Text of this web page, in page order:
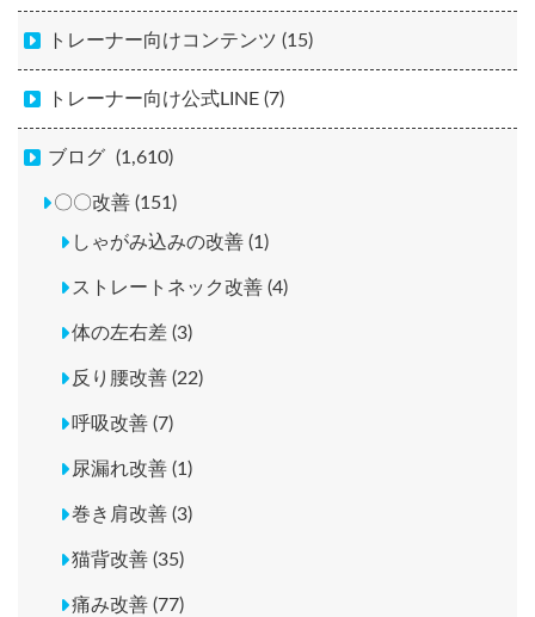
トレーナー向けコンテンツ (15)
トレーナー向け公式LINE (7)
ブログ (1,610)
〇〇改善 (151)
しゃがみ込みの改善 (1)
ストレートネック改善 (4)
体の左右差 (3)
反り腰改善 (22)
呼吸改善 (7)
尿漏れ改善 (1)
巻き肩改善 (3)
猫背改善 (35)
痛み改善 (77)